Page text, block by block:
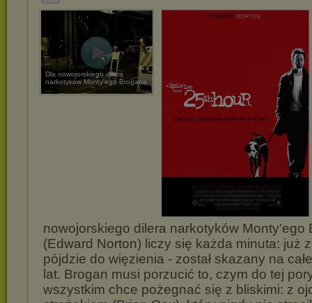
Dla nowojorskiego dilera
narkotyków Monty'ego Brogana
nowojorskiego dilera narkotyków Monty'ego
(Edward Norton) liczy się każda minuta: już
pójdzie do więzienia - został skazany na
lat. Brogan musi porzucić to, czym do tej
wszystkim chce pożegnać się z bliskimi: z